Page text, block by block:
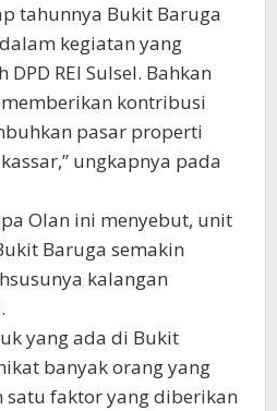
tahunnya Bukit Baruga
kegiatan yang
REI Sulsel. Bahkan
kontribusi
pasar properti
ungkapnya pada
Olan ini menyebut, unit
Baruga semakin
kalangan
yang ada di Bukit
banyak orang yang
satu faktor yang diberikan